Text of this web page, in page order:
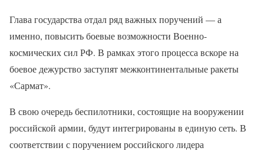
Глава государства отдал ряд важных поручений — а
именно, повысить боевые возможности Военно-
космических сил РФ. В рамках этого процесса вскоре на
боевое дежурство заступят межконтинентальные ракеты
«Сармат».
В свою очередь беспилотники, состоящие на вооружении
российской армии, будут интегрированы в единую сеть. В
соответствии с поручением российского лидера